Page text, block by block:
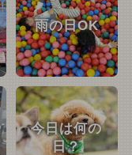
雨の日OK
今日は何の
日？